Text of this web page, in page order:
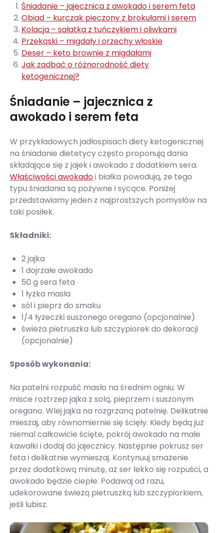
Śniadanie – jajecznica z awokado i serem feta
Obiad – kurczak pieczony z brokułami i serem
Kolacja – sałatka z tuńczykiem i oliwkami
Przekąski – migdały i orzechy włoskie
Deser – keto brownie z migdałami
Jak zadbać o różnorodność diety
ketogenicznej?
Śniadanie – jajecznica z
awokado i serem feta
W przykładowych jadłospisach diety ketogenicznej
na śniadanie dietetycy często proponują dania
składające się z jajek i awokado z dodatkiem sera.
Właściwości awokadoi białka powodują, że tego
typu śniadania są pożywne i sycące. Poniżej
przedstawiamy jeden z najprostszych pomysłów na
taki posiłek.
Składniki:
2 jajka
1 dojrzałe awokado
50 g sera feta
1 łyżka masła
sól i pieprz do smaku
1/4 łyżeczki suszonego oregano (opcjonalnie)
świeża pietruszka lub szczypiorek do dekoracji
(opcjonalnie)
Sposób wykonania:
Na patelni rozpuść masło na średnim ogniu. W
misce roztrzep jajka z solą, pieprzem i suszonym
oregano. Wlej jajka na rozgrzaną patelnię. Delikatnie
mieszaj, aby równomiernie się ścięły. Kiedy będą już
niemal całkowicie ścięte, pokrój awokado na małe
kawałki i dodaj do jajecznicy. Następnie pokrusz ser
feta i delikatnie wymieszaj. Kontynuuj smażenie
przez dodatkową minutę, aż ser lekko się rozpuści, a
awokado będzie ciepłe. Podawaj od razu,
udekorowane świeżą pietruszką lub szczypiorkiem,
jeśli lubisz.